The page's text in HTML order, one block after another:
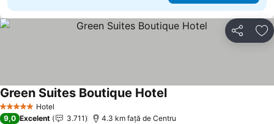
Distribuiți
5 Stele Hotel
Green Suites Boutique Hotel
9,0 Excelent 3.711 4.3 km faţă de Centru